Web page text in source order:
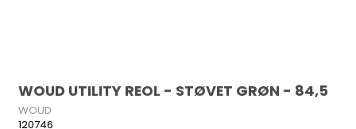
WOUD UTILITY REOL - STØVET GRØN - 84,5
WOUD
120746